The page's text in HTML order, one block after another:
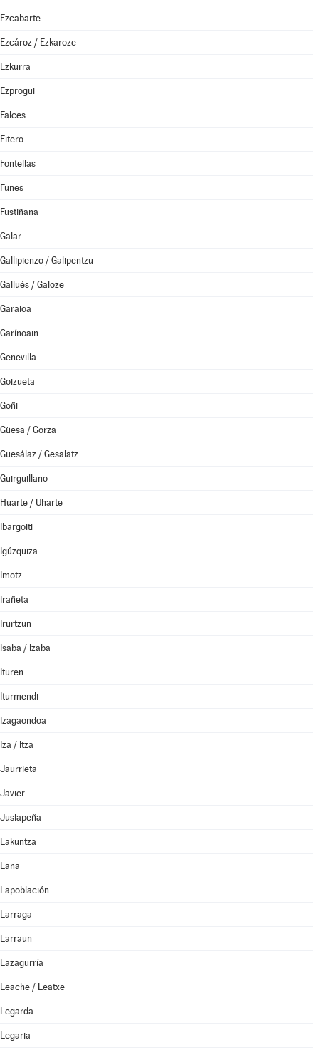
Ezcabarte
Ezcároz / Ezkaroze
Ezkurra
Ezprogui
Falces
Fitero
Fontellas
Funes
Fustiñana
Galar
Gallipienzo / Galipentzu
Gallués / Galoze
Garaioa
Garínoain
Genevilla
Goizueta
Goñi
Güesa / Gorza
Guesálaz / Gesalatz
Guirguillano
Huarte / Uharte
Ibargoiti
Igúzquiza
Imotz
Irañeta
Irurtzun
Isaba / Izaba
Ituren
Iturmendi
Izagaondoa
Iza / Itza
Jaurrieta
Javier
Juslapeña
Lakuntza
Lana
Lapoblación
Larraga
Larraun
Lazagurría
Leache / Leatxe
Legarda
Legaria